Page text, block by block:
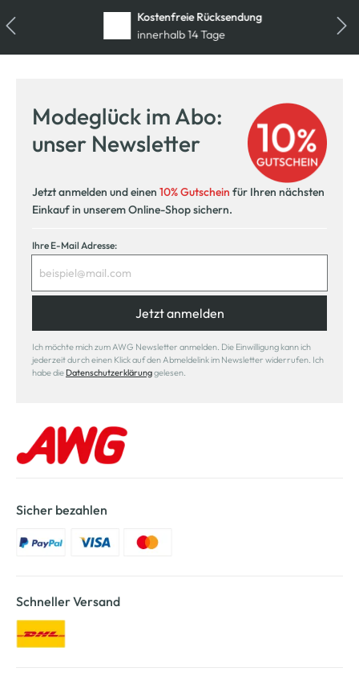
Kostenfreie Rücksendung
innerhalb 14 Tage
Modeglück im Abo:
unser Newsletter
Jetzt anmelden und einen 10% Gutschein für Ihren nächsten
Einkauf in unserem Online-Shop sichern.
Ihre E-Mail Adresse:
Jetzt anmelden
Ich möchte mich zum AWG Newsletter anmelden. Die Einwilligung kann ich
jederzeit durch einen Klick auf den Abmeldelink im Newsletter widerrufen. Ich
habe die Datenschutzerklärunggelesen.
Sicher bezahlen
Schneller Versand